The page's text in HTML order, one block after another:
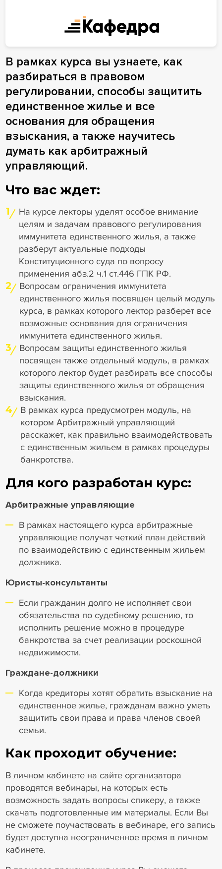
В рамках курса вы узнаете, как
разбираться в правовом
регулировании, способы защитить
единственное жилье и все
основания для обращения
взыскания, а также научитесь
думать как арбитражный
управляющий.
Что вас ждет:
1
На курсе лекторы уделят особое внимание
целям и задачам правового регулирования
иммунитета единственного жилья, а также
разберут актуальные подходы
Конституционного суда по вопросу
применения абз.2 ч.1 ст.446 ГПК РФ.
2
Вопросам ограничения иммунитета
единственного жилья посвящен целый модуль
курса, в рамках которого лектор разберет все
возможные основания для ограничения
иммунитета единственного жилья.
3
Вопросам защиты единственного жилья
посвящен также отдельный модуль, в рамках
которого лектор будет разбирать все способы
защиты единственного жилья от обращения
взыскания.
4
В рамках курса предусмотрен модуль, на
котором Арбитражный управляющий
расскажет, как правильно взаимодействовать
с единственным жильем в рамках процедуры
банкротства.
Для кого разработан курс:
Арбитражные управляющие
В рамках настоящего курса арбитражные
управляющие получат четкий план действий
по взаимодействию с единственным жильем
должника.
Юристы-консультанты
Если гражданин долго не исполняет свои
обязательства по судебному решению, то
исполнить решение можно в процедуре
банкротства за счет реализации роскошной
недвижимости.
Граждане-должники
Когда кредиторы хотят обратить взыскание на
единственное жилье, гражданам важно уметь
защитить свои права и права членов своей
семьи.
Как проходит обучение:
В личном кабинете на сайте организатора
проводятся вебинары, на которых есть
возможность задать вопросы спикеру, а также
скачать подготовленные им материалы. Если Вы
не сможете поучаствовать в вебинаре, его запись
будет доступна неограниченное время в личном
кабинете.